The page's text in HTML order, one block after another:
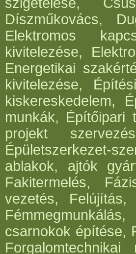
Díszműkovács,
Elektromos
kivitelezése,
Energetikai
kivitelezése,
kiskereskedelem,
munkák, Építőipari
projekt
Épületszerkezet-
ablakok, ajtók
Fakitermelés,
vezetés, Felújítás,
csarnokok építése,